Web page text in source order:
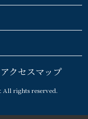
アクセスマップ
All rights reserved.